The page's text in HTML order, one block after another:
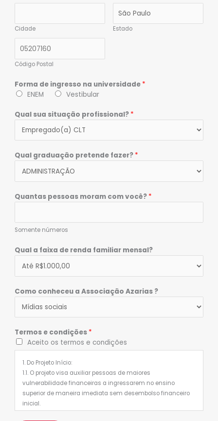
Cidade Estado
Código Postal
Forma de ingresso na universidade *
ENEM
Vestibular
Qual sua situação profissional? *
Qual graduação pretende fazer? *
Quantas pessoas moram com você? *
Somente números
Qual a faixa de renda familiar mensal?
Como conheceu a Associação Azarias ?
Termos e condições *
Aceito os termos e condições
1. Do Projeto Início:
1.1. O projeto visa auxiliar pessoas de maiores
vulnerabilidade financeiras a ingressarem no ensino
superior de maneira imediata sem desembolso financeiro
inicial.